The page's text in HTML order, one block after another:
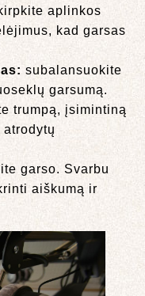
aplinkos
kad garsas
subalansuokite
garsumą.
trumpą, įsimintiną
garso. Svarbu
aiškumą ir